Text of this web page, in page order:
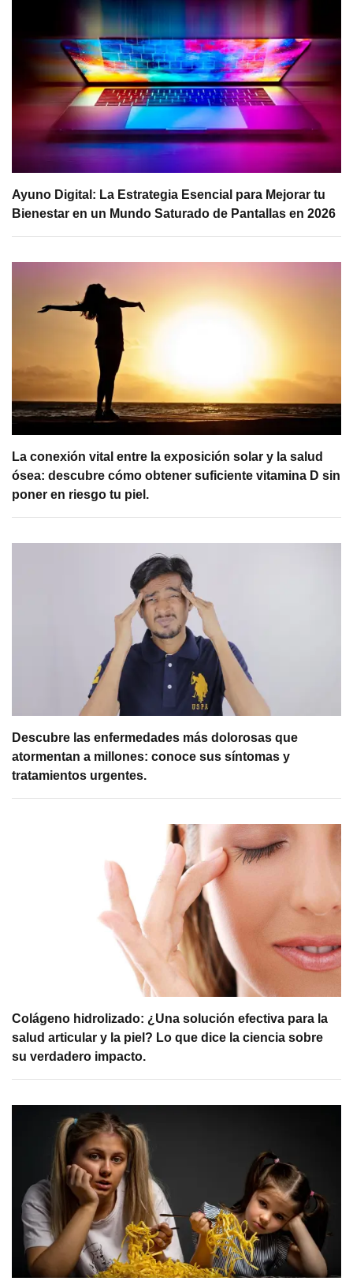
Ayuno Digital: La Estrategia Esencial para Mejorar tu
Bienestar en un Mundo Saturado de Pantallas en 2026
La conexión vital entre la exposición solar y la salud
ósea: descubre cómo obtener suficiente vitamina D sin
poner en riesgo tu piel.
Descubre las enfermedades más dolorosas que
atormentan a millones: conoce sus síntomas y
tratamientos urgentes.
Colágeno hidrolizado: ¿Una solución efectiva para la
salud articular y la piel? Lo que dice la ciencia sobre
su verdadero impacto.